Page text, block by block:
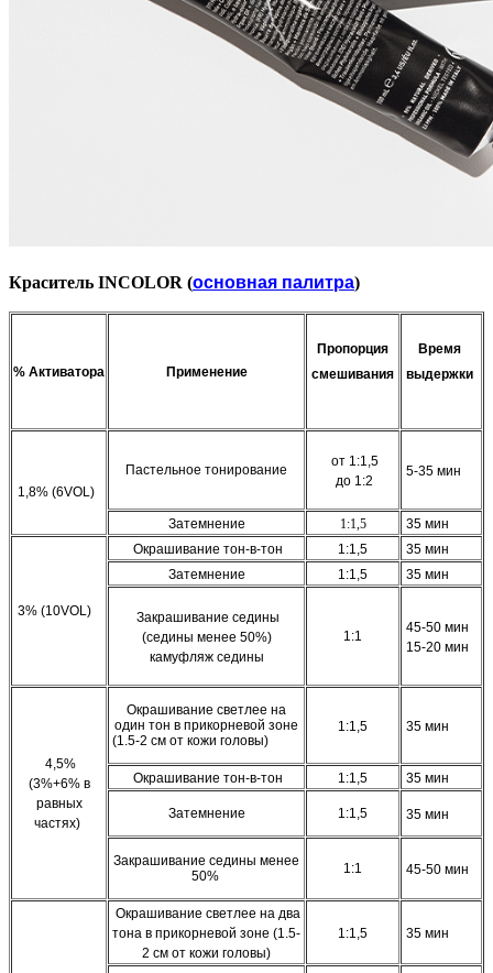
Краситель INCOLOR (основная палитра)
% Активатора Применение
Пропорция
смешивания
Время
выдержки
1,8% (6VOL)
Пастельное тонирование
от 1:1,5
до 1:2
5-35 мин
Затемнение 1:1,5 35 мин
3% (10VOL)
Окрашивание тон-в-тон 1:1,5
35 мин
Затемнение
1:1,5 35 мин
Закрашивание седины
(седины менее 50%)
камуфляж седины
1:1
45-50 мин
15-20 мин
4,5%
(3%+6% в
равных
частях)
Окрашивание светлее на
один тон в прикорневой зоне
(1.5-2 см от кожи головы)
1:1,5 35 мин
Окрашивание тон-в-тон 1:1,5 35 мин
Затемнение 1:1,5 35 мин
Закрашивание седины менее
50%
1:1 45-50 мин
Окрашивание светлее на два
тона в прикорневой зоне (1.5-
2 см от кожи головы)
1:1,5 35 мин